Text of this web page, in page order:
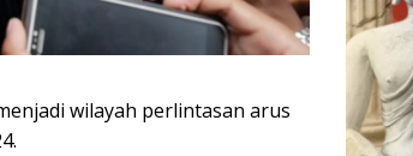
wilayah perlintasan arus